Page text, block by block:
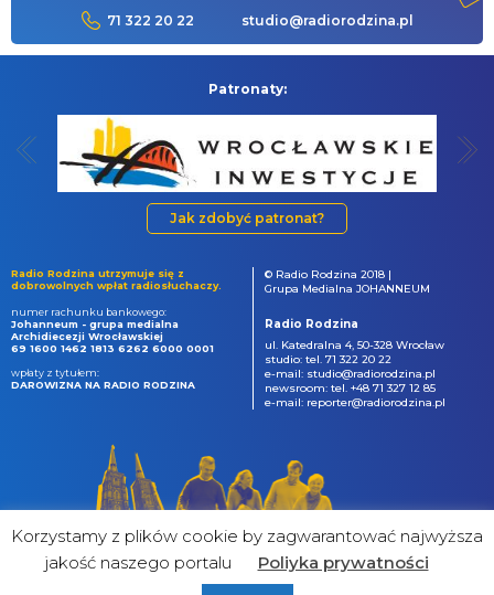
71 322 20 22 studio@radiorodzina.pl
Patronaty:
Jak zdobyć patronat?
Radio Rodzina utrzymuje się z
dobrowolnych wpłat radiosłuchaczy.
numer rachunku bankowego:
Johanneum - grupa medialna
Archidiecezji Wrocławskiej
69 1600 1462 1813 6262 6000 0001
wpłaty z tytułem:
DAROWIZNA NA RADIO RODZINA
© Radio Rodzina 2018 |
Grupa Medialna JOHANNEUM
Radio Rodzina
ul. Katedralna 4, 50-328 Wrocław
studio: tel. 71 322 20 22
e-mail: studio@radiorodzina.pl
newsroom: tel. +48 71 327 12 85
e-mail: reporter@radiorodzina.pl
Korzystamy z plików cookie by zagwarantować najwyższa
jakość naszego portalu
Poliyka prywatności